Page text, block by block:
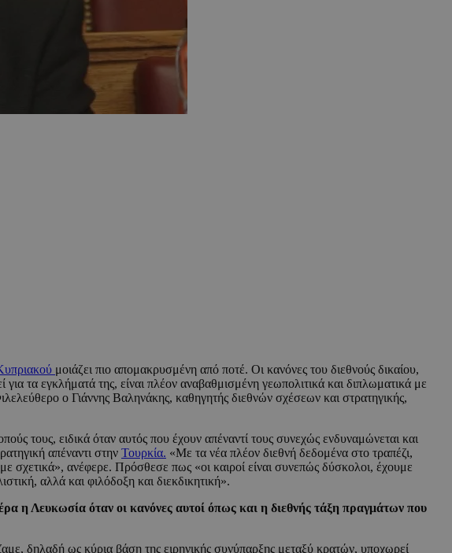
μοιάζει πιο απομακρυσμένη από ποτέ. Οι κανόνες του διεθνούς δικαίου,
τα εγκλήματά της, είναι πλέον αναβαθμισμένη γεωπολιτικά και διπλωματικά με
ο Γιάννης Βαληνάκης, καθηγητής διεθνών σχέσεων και στρατηγικής,
τους, ειδικά όταν αυτός που έχουν απέναντί τους συνεχώς ενδυναμώνεται και
απέναντι στην Τουρκία. «Με τα νέα πλέον διεθνή δεδομένα στο τραπέζι,
σχετικά», ανέφερε. Πρόσθεσε πως «οι καιροί είναι συνεπώς δύσκολοι, έχουμε
αλλά και φιλόδοξη και διεκδικητική».
η Λευκωσία όταν οι κανόνες αυτοί όπως και η διεθνής τάξη πραγμάτων που
δηλαδή ως κύρια βάση της ειρηνικής συνύπαρξης μεταξύ κρατών, υποχωρεί